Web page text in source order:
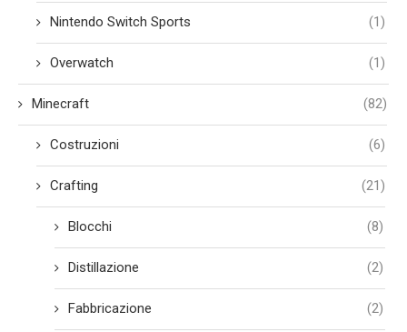
Nintendo Switch Sports (1)
Overwatch (1)
Minecraft (82)
Costruzioni (6)
Crafting (21)
Blocchi (8)
Distillazione (2)
Fabbricazione (2)